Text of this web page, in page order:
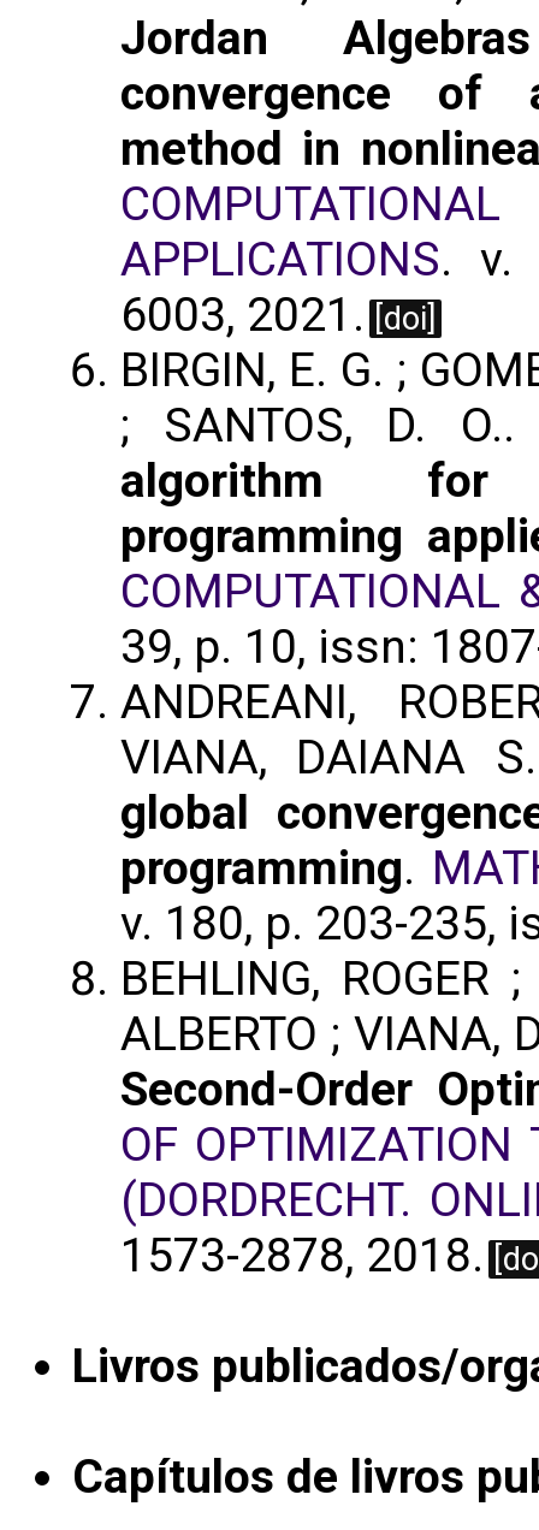
Jordan
convergence of
method in
APPLICATIONS. v.
6003, 2021.
[doi]
BIRGIN, E. G. ;
; SANTOS, D.
algorithm for
programming
COMPUTATIONAL
39, p. 10, issn:
ANDREANI,
VIANA, DAIANA
global
programming.
v. 180, p. 203-235,
BEHLING, ROGER
ALBERTO ; VIANA,
Second-Order
OF OPTIMIZATION
(DORDRECHT.
1573-2878, 2018.
Livros publicados/
Capítulos de livros